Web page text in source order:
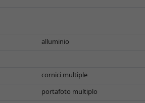
alluminio
cornici multiple
portafoto multiplo